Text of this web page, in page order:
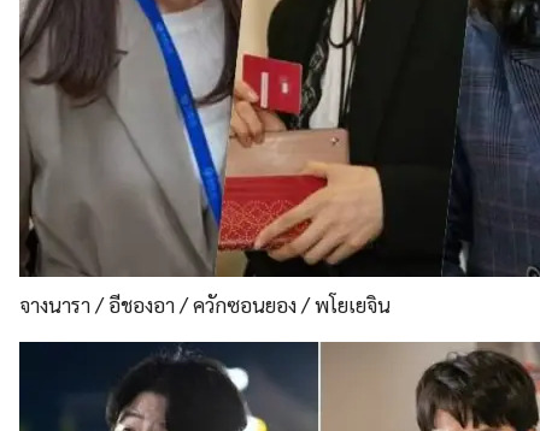
จางนารา / อีชองอา / ควักซอนยอง / พโยเยจิน